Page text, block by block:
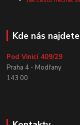
Kde nás najdete
Pod Vinicí 409/29
Praha 4 - Modřany
143 00